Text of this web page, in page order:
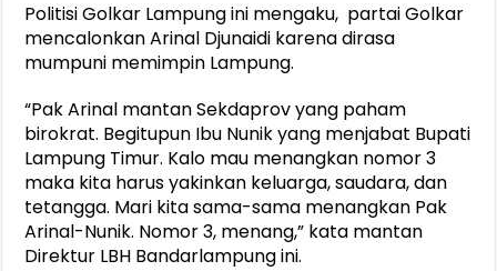
Politisi Golkar Lampung ini mengaku, partai Golkar
mencalonkan Arinal Djunaidi karena dirasa
mumpuni memimpin Lampung.
“Pak Arinal mantan Sekdaprov yang paham
birokrat. Begitupun Ibu Nunik yang menjabat Bupati
Lampung Timur. Kalo mau menangkan nomor 3
maka kita harus yakinkan keluarga, saudara, dan
tetangga. Mari kita sama-sama menangkan Pak
Arinal-Nunik. Nomor 3, menang,” kata mantan
Direktur LBH Bandarlampung ini.